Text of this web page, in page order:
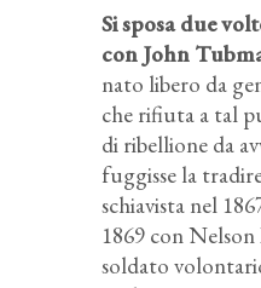
Si sposa due
con John
nato libero da
che rifiuta a tal
di ribellione da
fuggisse la
schiavista nel
1869 con
soldato